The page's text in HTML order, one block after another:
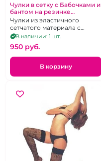
Чулки в сетку с Бабочками и
бантом на резинке
"Красавица" с подвязкой
Чулки из эластичного
сетчатого материала с
подвязкой-резинкой
украшенной кружевом и
бантом, скреплённым
стразом, р. 1-4
В наличии: 1 шт.
950 pуб.
В корзину